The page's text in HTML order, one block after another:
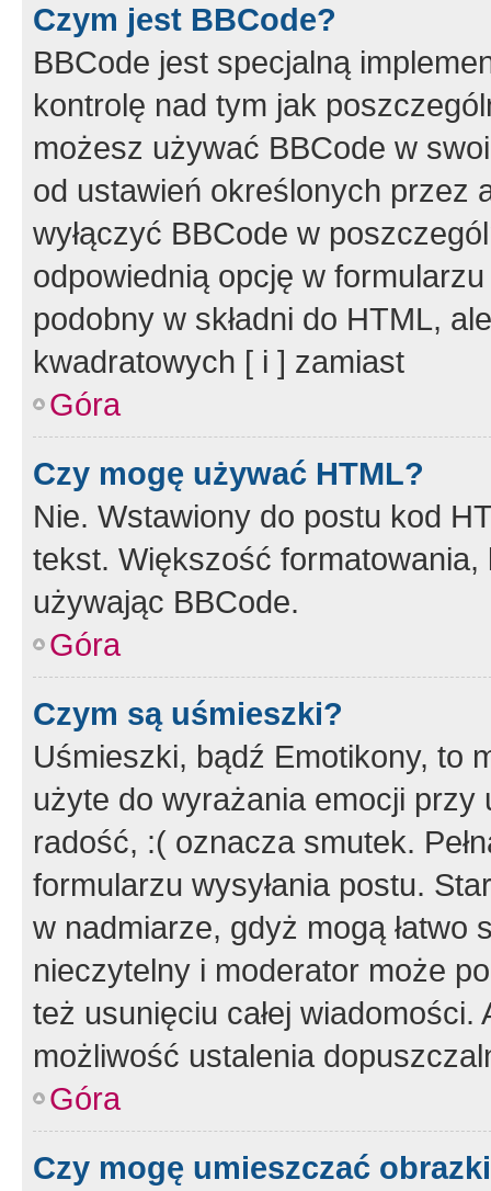
Czym jest BBCode?
BBCode jest specjalną
kontrolę nad tym jak
możesz używać BBCode w
od ustawień określonych przez
wyłączyć BBCode w
odpowiednią opcję w
podobny w składni do HTML,
kwadratowych [ i ] zamiast
Góra
Czy mogę używać HTML?
Nie. Wstawiony do postu kod
tekst. Większość
używając BBCode.
Góra
Czym są uśmieszki?
Uśmieszki, bądź Emotikony, to
użyte do wyrażania emocji
radość, :( oznacza smutek.
formularzu wysyłania postu.
w nadmiarze, gdyż mogą
nieczytelny i moderator może
też usunięciu całej
możliwość ustalenia
Góra
Czy mogę umieszczać